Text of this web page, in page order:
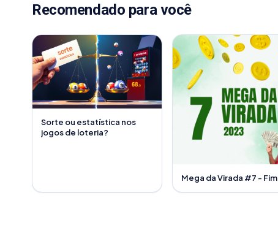
Recomendado para você
Sorte ou estatística nos
jogos de loteria?
Mega da Virada #7 - Fim